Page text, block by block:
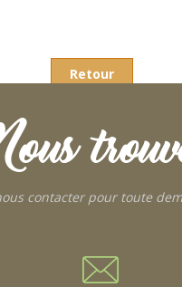
Retour
contacter pour toute